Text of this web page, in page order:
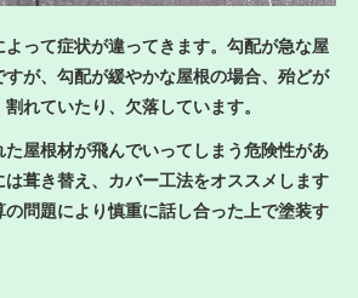
って症状が違ってきます。勾配が急な屋
が、勾配が緩やかな屋根の場合、殆どが
れていたり、欠落しています。
屋根材が飛んでいってしまう危険性があ
は葺き替え、カバー工法をオススメします
問題により慎重に話し合った上で塗装す